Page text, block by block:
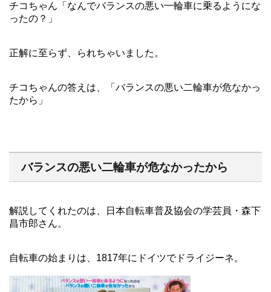
チコちゃん「なんでバランスの悪い一輪車に乗るようにな
ったの？」
正解に至らず、られちゃいました。
チコちゃんの答えは、「バランスの悪い二輪車が危なかっ
たから」
バランスの悪い二輪車が危なかったから
解説してくれたのは、日本自転車普及協会の学芸員・森下
昌市郎さん。
自転車の始まりは、1817年にドイツでドライジーネ。